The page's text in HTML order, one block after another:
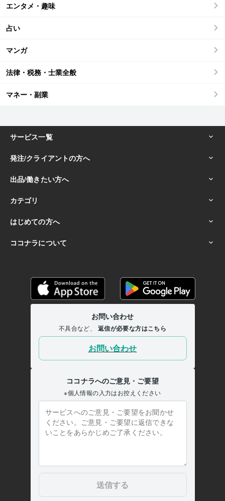
エンタメ・趣味
占い
マンガ
法律・税務・士業全般
マネー・副業